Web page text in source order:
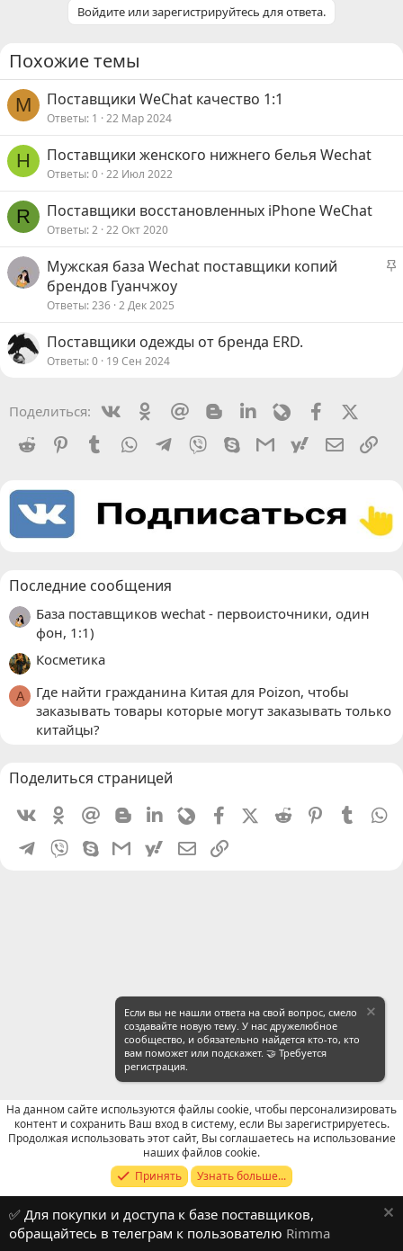
Войдите или зарегистрируйтесь для ответа.
Похожие темы
M Поставщики WeChat качество 1:1
Ответы 1 22 Мар 2024
H Поставщики женского нижнего белья Wechat
Ответы 0 22 Июл 2022
R Поставщики восстановленных iPhone WeChat
Ответы 2 22 Окт 2020
З
Мужская база Wechat поставщики копий
брендов Гуанчжоу
Ответы 236 2 Дек 2025
Поставщики одежды от бренда ERD.
Ответы 0 19 Сен 2024
Поделиться: VkontakteOdnoklassniki
Mail.ru BloggerLinkedinLivejournalFacebook
Reddit
PinterestTumblr WhatsAppTelegram
Viber SkypeGmailyahoomail
Последние сообщения
База поставщиков wechat - первоисточники, один
фон, 1:1)
Косметика
A
Где найти гражданина Китая для Poizon, чтобы
заказывать товары которые могут заказывать только
китайцы?
Поделиться страницей
VkontakteOdnoklassniki
Mail.ru BloggerLinkedin
LivejournalFacebookX (Twitter)
Reddit PinterestTumblr
Telegram
Viber SkypeGmailyahoomailЭлектронная почта
Продавцы (контакты) WeChat
Russian (RU)
Обратная связь
Условия и правила
Политика конфиденциальности
Помощь
R
Если вы не нашли ответа на свой вопрос, смело
создавайте новую тему. У нас дружелюбное
сообщество, и обязательно найдется кто-то, кто
вам поможет или подскажет. 🤝 Требуется
регистрация.
На данном сайте используются файлы cookie, чтобы персонализировать
контент и сохранить Ваш вход в систему, если Вы зарегистрируетесь.
Продолжая использовать этот сайт, Вы соглашаетесь на использование
наших файлов cookie.
Принять
Узнать больше...
✅ Для покупки и доступа к базе поставщиков,
обращайтесь в телеграм к пользователю Rimma